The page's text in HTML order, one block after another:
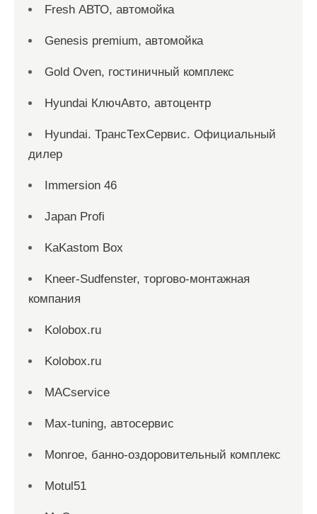
Fresh АВТО, автомойка
Genesis premium, автомойка
Gold Oven, гостиничный комплекс
Hyundai КлючАвто, автоцентр
Hyundai. ТрансТехСервис. Официальный
дилер
Immersion 46
Japan Profi
KaKastom Box
Kneer-Sudfenster, торгово-монтажная
компания
Kolobox.ru
Kolobox.ru
MACservice
Max-tuning, автосервис
Monroe, банно-оздоровительный комплекс
Motul51